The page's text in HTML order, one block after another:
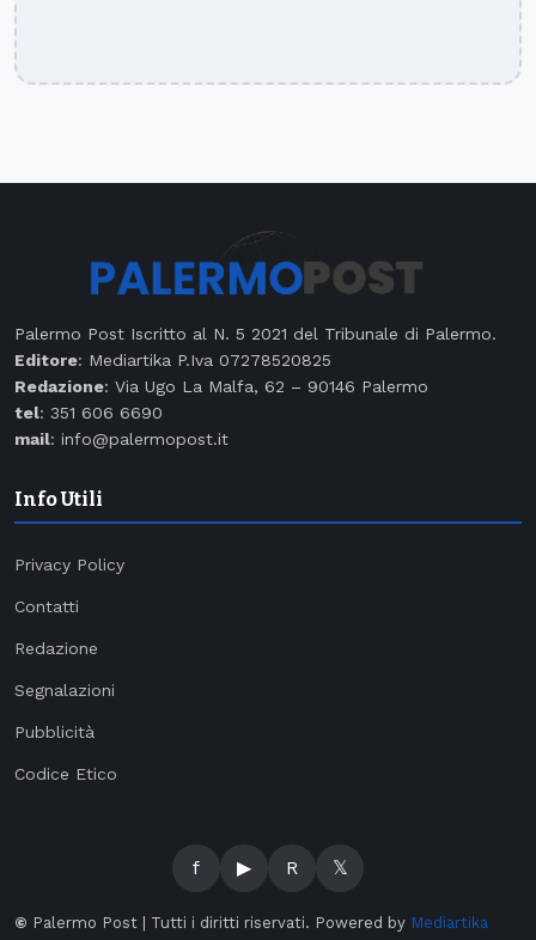
Palermo Post Iscritto al N. 5 2021 del Tribunale di Palermo.
Editore: Mediartika P.Iva 07278520825
Redazione: Via Ugo La Malfa, 62 – 90146 Palermo
tel: 351 606 6690
mail: info@palermopost.it
Info Utili
Privacy Policy
Contatti
Redazione
Segnalazioni
Pubblicità
Codice Etico
f ▶ R 𝕏
© Palermo Post | Tutti i diritti riservati. Powered by Mediartika